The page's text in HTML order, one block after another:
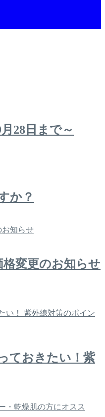
28日まで～
か？
格変更のお知らせ
ておきたい！紫